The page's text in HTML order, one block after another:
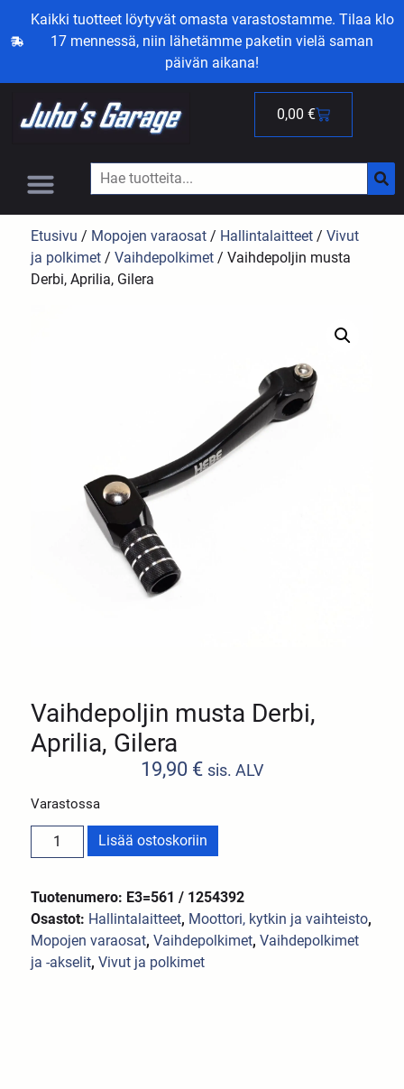
Kaikki tuotteet löytyvät omasta varastostamme. Tilaa klo
17 mennessä, niin lähetämme paketin vielä saman
päivän aikana!
0,00 €
Etusivu / Mopojen varaosat / Hallintalaitteet /Vivut
ja polkimet /Vaihdepolkimet / Vaihdepoljin musta
Derbi, Aprilia, Gilera
Vaihdepoljin musta Derbi,
Aprilia, Gilera
19,90 € sis. ALV
Varastossa
Lisää ostoskoriin
Tuotenumero: E3=561 / 1254392
Osastot: Hallintalaitteet, Moottori, kytkin ja vaihteisto,
Mopojen varaosat,Vaihdepolkimet,Vaihdepolkimet
ja -akselit,Vivut ja polkimet